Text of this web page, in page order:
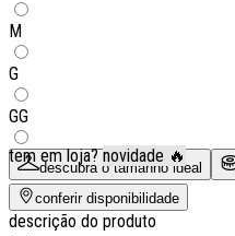
M
G
GG
descubra o tamanho ideal
tem em loja? novidade 🔥
conferir disponibilidade
descrição do produto